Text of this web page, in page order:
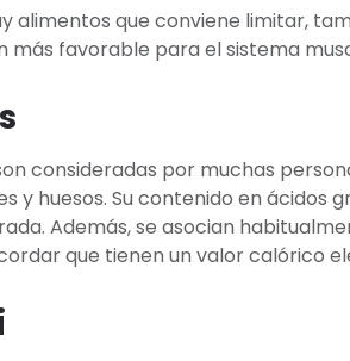
alimentos que conviene limitar,
más favorable para el sistema
consideradas por muchas
y huesos. Su contenido en ácidos
Además, se asocian
que tienen un valor calórico